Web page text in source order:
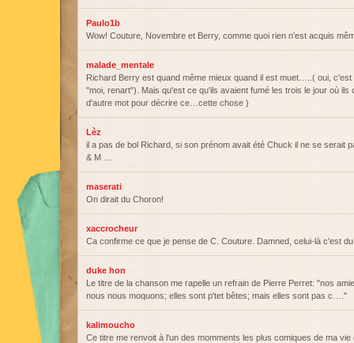
Paulo1b
Wow! Couture, Novembre et Berry, comme quoi rien n'est acquis
malade_mentale
Richard Berry est quand même mieux quand il est muet…..( oui, c'est
"moi, renart"). Mais qu'est ce qu'ils avaient fumé les trois le jour où
d'autre mot pour décrire ce…cette chose )
Lèz
il a pas de bol Richard, si son prénom avait été Chuck il ne se serait
& M …
maserati
On dirait du Choron!
xaccrocheur
Ca confirme ce que je pense de C. Couture. Damned, celui-là c'est
duke hon
Le titre de la chanson me rapelle un refrain de Pierre Perret: "nos
nous nous moquons; elles sont p'tet bêtes; mais elles sont pas c…."
kalimoucho
Ce titre me renvoit à l'un des momments les plus comiques de ma vie